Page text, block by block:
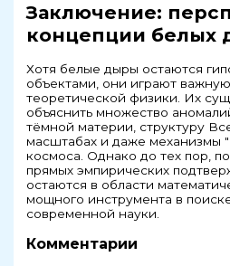
Заключение:
концепции белых
Хотя белые дыры остаются
объектами, они играют
теоретической физики. Их
объяснить множество
тёмной материи, структуру
масштабах и даже механизмы
космоса. Однако до тех пор,
прямых эмпирических
остаются в области
мощного инструмента в
современной науки.
Комментарии